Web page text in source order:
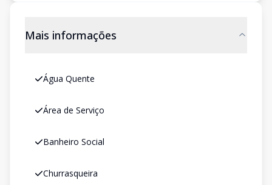
Mais informações
Água Quente
Área de Serviço
Banheiro Social
Churrasqueira